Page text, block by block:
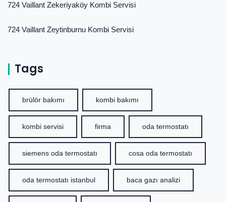
724 Vaillant Zekeriyaköy Kombi Servisi
724 Vaillant Zeytinburnu Kombi Servisi
Tags
brülör bakımı kombi bakımı
kombi servisi firma oda termostatı
siemens oda termostatı cosa oda termostatı
oda termostatı istanbul baca gazı analizi